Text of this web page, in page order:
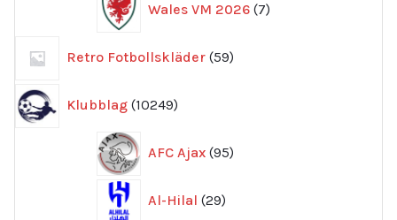
Wales VM 2026 7
produkter
Retro Fotbollskläder 59
produkter
Klubblag 10249
produkter
AFC Ajax 95
produkter
Al-Hilal 29
produkter